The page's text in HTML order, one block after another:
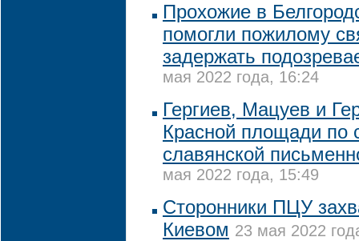
Прохожие в
помогли пожилому
задержать
мая 2022 года, 16:24
Гергиев, Мацуев и
Красной площади по
славянской
мая 2022 года, 15:49
Сторонники ПЦУ
Киевом 23 мая 2022